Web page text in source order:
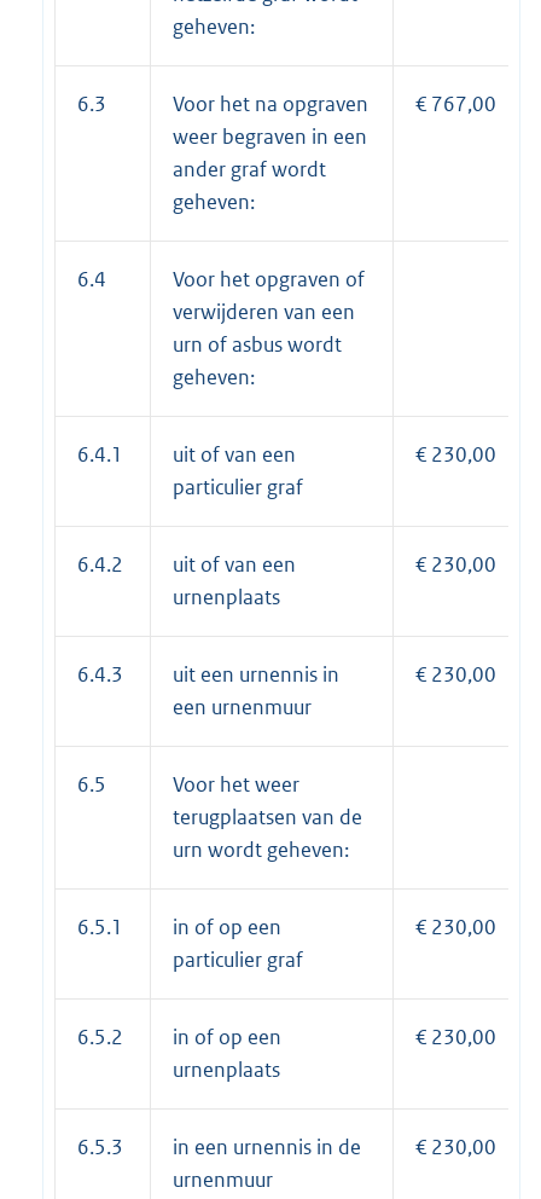
geheven:
6.3
Voor het na opgraven
weer begraven in een
ander graf wordt
geheven:
€ 767,00
6.4
Voor het opgraven of
verwijderen van een
urn of asbus wordt
geheven:
6.4.1
uit of van een
particulier graf
€ 230,00
6.4.2
uit of van een
urnenplaats
€ 230,00
6.4.3
uit een urnennis in
een urnenmuur
€ 230,00
6.5
Voor het weer
terugplaatsen van de
urn wordt geheven:
6.5.1
in of op een
particulier graf
€ 230,00
6.5.2
in of op een
urnenplaats
€ 230,00
6.5.3
in een urnennis in de
urnenmuur
€ 230,00